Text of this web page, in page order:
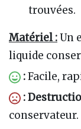
trouvées.
Matériel :Un
liquide
:Facile,
:
conservateur.